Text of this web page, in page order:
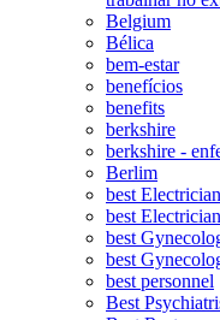
Belgium
Bélica
bem-estar
benefícios
benefits
berkshire
berkshire -
Berlim
best
best
best
best
best personnel
Best